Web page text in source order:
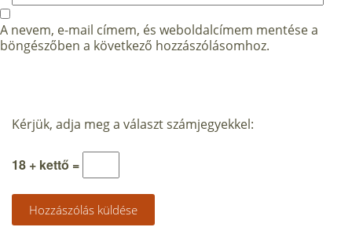
A nevem, e-mail címem, és weboldalcímem mentése a
böngészőben a következő hozzászólásomhoz.
Kérjük, adja meg a választ számjegyekkel:
18 + kettő =